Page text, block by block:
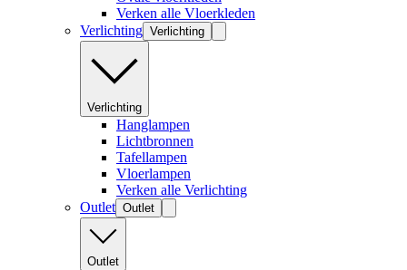
Verken alle Vloerkleden
Verlichting Verlichting
Verlichting
Hanglampen
Lichtbronnen
Tafellampen
Vloerlampen
Verken alle Verlichting
Outlet Outlet
Outlet